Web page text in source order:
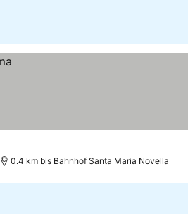
0.4 km bis Bahnhof Santa Maria Novella